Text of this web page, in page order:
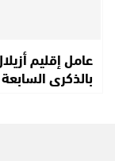
عامل إقليم
بالذكرى